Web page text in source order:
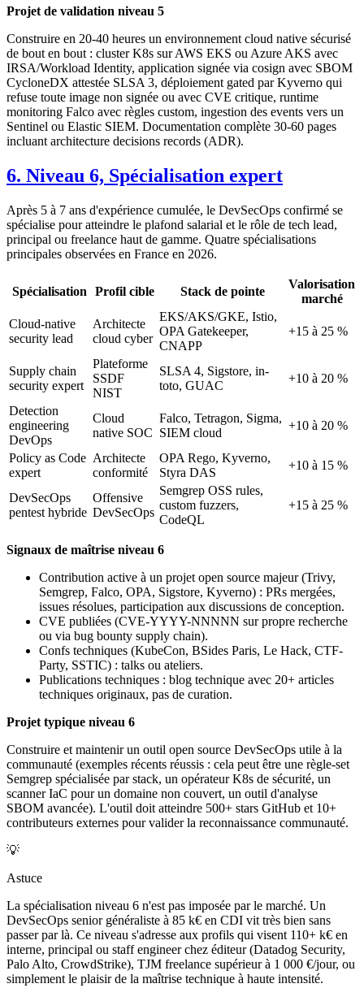
Projet de validation niveau 5
Construire en 20-40 heures un environnement cloud native sécurisé
de bout en bout : cluster K8s sur AWS EKS ou Azure AKS avec
IRSA/Workload Identity, application signée via cosign avec SBOM
CycloneDX attestée SLSA 3, déploiement gated par Kyverno qui
refuse toute image non signée ou avec CVE critique, runtime
monitoring Falco avec règles custom, ingestion des events vers un
Sentinel ou Elastic SIEM. Documentation complète 30-60 pages
incluant architecture decisions records (ADR).
6. Niveau 6, Spécialisation expert
Après 5 à 7 ans d'expérience cumulée, le DevSecOps confirmé se
spécialise pour atteindre le plafond salarial et le rôle de tech lead,
principal ou freelance haut de gamme. Quatre spécialisations
principales observées en France en 2026.
Spécialisation Profil cible Stack de pointe
Valorisation
marché
Cloud-native
security lead
Architecte
cloud cyber
EKS/AKS/GKE, Istio,
OPA Gatekeeper,
CNAPP
+15 à 25 %
Supply chain
security expert
Plateforme
SSDF
NIST
SLSA 4, Sigstore, in-
toto, GUAC
+10 à 20 %
Detection
engineering
DevOps
Cloud
native SOC
Falco, Tetragon, Sigma,
SIEM cloud
+10 à 20 %
Policy as Code
expert
Architecte
conformité
OPA Rego, Kyverno,
Styra DAS
+10 à 15 %
DevSecOps
pentest hybride
Offensive
DevSecOps
Semgrep OSS rules,
custom fuzzers,
CodeQL
+15 à 25 %
Signaux de maîtrise niveau 6
Contribution active à un projet open source majeur (Trivy,
Semgrep, Falco, OPA, Sigstore, Kyverno) : PRs mergées,
issues résolues, participation aux discussions de conception.
CVE publiées (CVE-YYYY-NNNNN sur propre recherche
ou via bug bounty supply chain).
Confs techniques (KubeCon, BSides Paris, Le Hack, CTF-
Party, SSTIC) : talks ou ateliers.
Publications techniques : blog technique avec 20+ articles
techniques originaux, pas de curation.
Projet typique niveau 6
Construire et maintenir un outil open source DevSecOps utile à la
communauté (exemples récents réussis : cela peut être une règle-set
Semgrep spécialisée par stack, un opérateur K8s de sécurité, un
scanner IaC pour un domaine non couvert, un outil d'analyse
SBOM avancée). L'outil doit atteindre 500+ stars GitHub et 10+
contributeurs externes pour valider la reconnaissance communauté.
💡
Astuce
La spécialisation niveau 6 n'est pas imposée par le marché. Un
DevSecOps senior généraliste à 85 k€ en CDI vit très bien sans
passer par là. Ce niveau s'adresse aux profils qui visent 110+ k€ en
interne, principal ou staff engineer chez éditeur (Datadog Security,
Palo Alto, CrowdStrike), TJM freelance supérieur à 1 000 €/jour, ou
simplement le plaisir de la maîtrise technique à haute intensité.